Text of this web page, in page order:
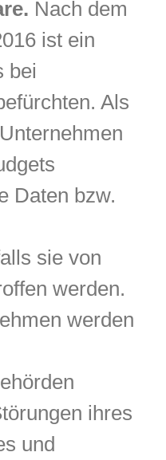
Nach dem
ist ein
bei
Als
Daten bzw.
sie von
werden.
werden
ihres
und